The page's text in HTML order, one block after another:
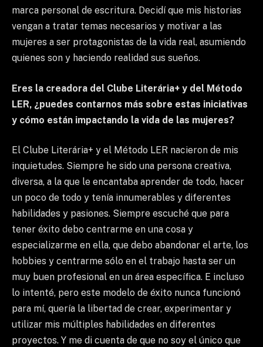
marca personal de escritura. Decidí que mis historias
vengan a tratar temas necesarios y motivar a las
mujeres a ser protagonistas de la vida real, asumiendo
quienes son y haciendo realidad sus sueños.
Eres la creadora del Clube Literária+ y del Método
LER, ¿puedes contarnos más sobre estas iniciativas
y cómo están impactando la vida de las mujeres?
El Clube Literária+ y el Método LER nacieron de mis
inquietudes. Siempre he sido una persona creativa,
diversa, a la que le encantaba aprender de todo, hacer
un poco de todo y tenía innumerables y diferentes
habilidades y pasiones. Siempre escuché que para
tener éxito debo centrarme en una cosa y
especializarme en ella, que debo abandonar el arte, los
hobbies y centrarme sólo en el trabajo hasta ser un
muy buen profesional en un área específica. E incluso
lo intenté, pero este modelo de éxito nunca funcionó
para mí, quería la libertad de crear, experimentar y
utilizar mis múltiples habilidades en diferentes
proyectos. Y me di cuenta de que no soy el único que